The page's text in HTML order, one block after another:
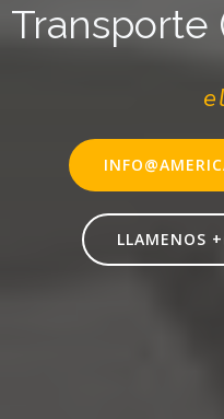
Transporte
LLAMENOS